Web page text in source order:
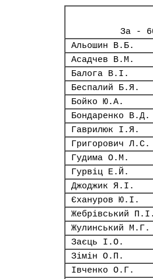
За -
Альошин В.Б.
Асадчев В.М.
Балога В.І.
Беспалий Б.Я.
Бойко Ю.А.
Бондаренко В.Д.
Гаврилюк І.Я.
Григорович Л.С.
Гудима О.М.
Гурвіц Е.Й.
Джоджик Я.І.
Єхануров Ю.І.
Жебрівський П.І.
Жулинський М.Г.
Заєць І.О.
Зімін О.П.
Івченко О.Г.